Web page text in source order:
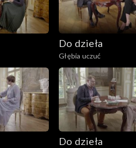
Do dzieła
Głębia uczuć
Do dzieła